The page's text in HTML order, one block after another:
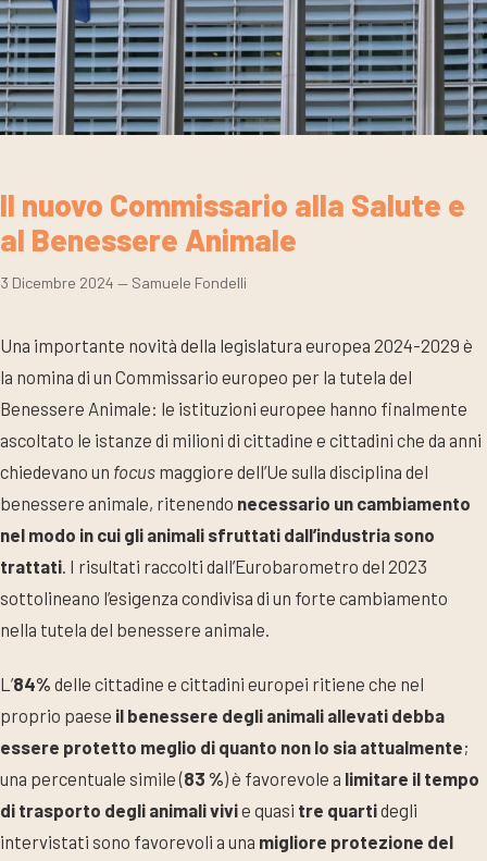
Il nuovo Commissario alla Salute e
al Benessere Animale
3 Dicembre 2024 — Samuele Fondelli
Una importante novità della legislatura europea 2024-2029 è
la nomina di un Commissario europeo per la tutela del
Benessere Animale: le istituzioni europee hanno finalmente
ascoltato le istanze di milioni di cittadine e cittadini che da anni
chiedevano un focus maggiore dell’Ue sulla disciplina del
benessere animale, ritenendo necessario un cambiamento
nel modo in cui gli animali sfruttati dall’industria sono
trattati. I risultati raccolti dall’Eurobarometro del 2023
sottolineano l’esigenza condivisa di un forte cambiamento
nella tutela del benessere animale.
L’84% delle cittadine e cittadini europei ritiene che nel
proprio paese il benessere degli animali allevati debba
essere protetto meglio di quanto non lo sia attualmente;
una percentuale simile (83 %) è favorevole a limitare il tempo
di trasporto degli animali vivie quasi tre quartidegli
intervistati sono favorevoli a una migliore protezione del